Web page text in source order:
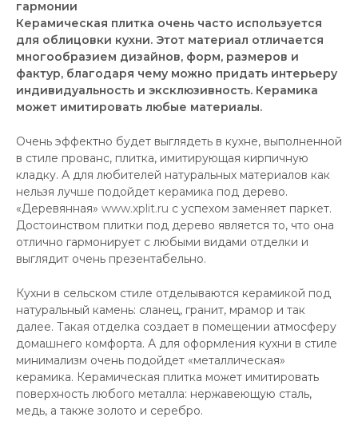
Керамическая плитка очень часто используется
для облицовки кухни. Этот материал отличается
многообразием дизайнов, форм, размеров и
фактур, благодаря чему можно придать интерьеру
индивидуальность и эксклюзивность. Керамика
может имитировать любые материалы.
Очень эффектно будет выглядеть в кухне, выполненной
в стиле прованс, плитка, имитирующая кирпичную
кладку. А для любителей натуральных материалов как
нельзя лучше подойдет керамика под дерево.
«Деревянная» www.xplit.ru с успехом заменяет паркет.
Достоинством плитки под дерево является то, что она
отлично гармонирует с любыми видами отделки и
выглядит очень презентабельно.
Кухни в сельском стиле отделываются керамикой под
натуральный камень: сланец, гранит, мрамор и так
далее. Такая отделка создает в помещении атмосферу
домашнего комфорта. А для оформления кухни в стиле
минимализм очень подойдет «металлическая»
керамика. Керамическая плитка может имитировать
поверхность любого металла: нержавеющую сталь,
медь, а также золото и серебро.